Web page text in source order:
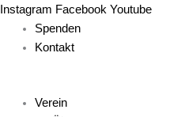
Zum
Inhalt
springen
Instagram Facebook Youtube
Main
Menu
Spenden
Kontakt
Main
Menu
Verein
Main
Menu
Main
Menu
Main
Menu